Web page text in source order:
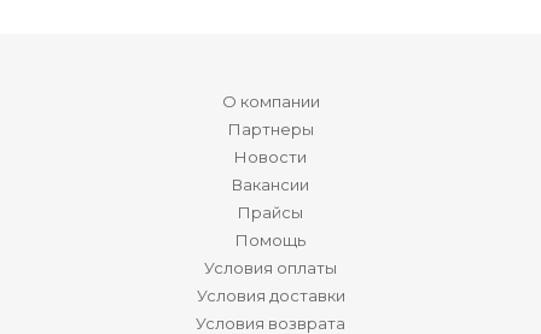
О компании
Партнеры
Новости
Вакансии
Прайсы
Помощь
Условия оплаты
Условия доставки
Условия возврата